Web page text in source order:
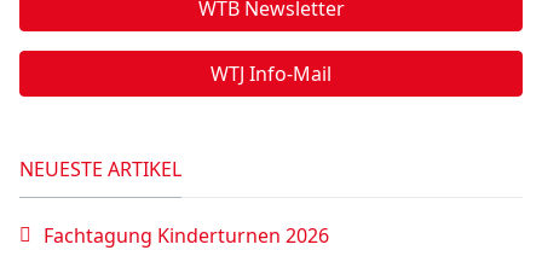
WTB Newsletter
WTJ Info-Mail
NEUESTE ARTIKEL
Fachtagung Kinderturnen 2026